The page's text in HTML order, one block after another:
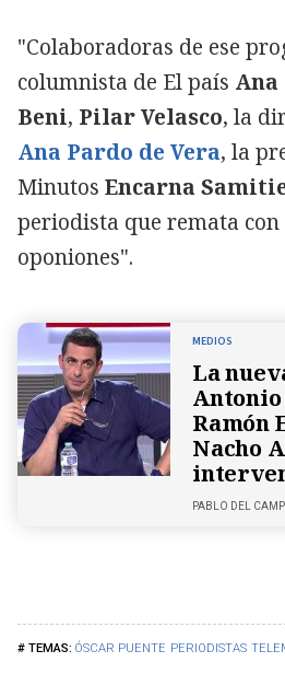
ÓSCAR PUENTE PERIODISTAS
"Colaboradoras de ese
columnista de El país
Beni, Pilar Velasco, la
Ana Pardo de Vera, la
Minutos Encarna
periodista que remata
oponiones".
MEDIOS
La
Ramón
Nacho
PABLO DEL